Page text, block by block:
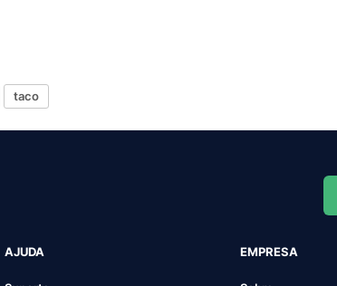
taco
AJUDA EMPRESA